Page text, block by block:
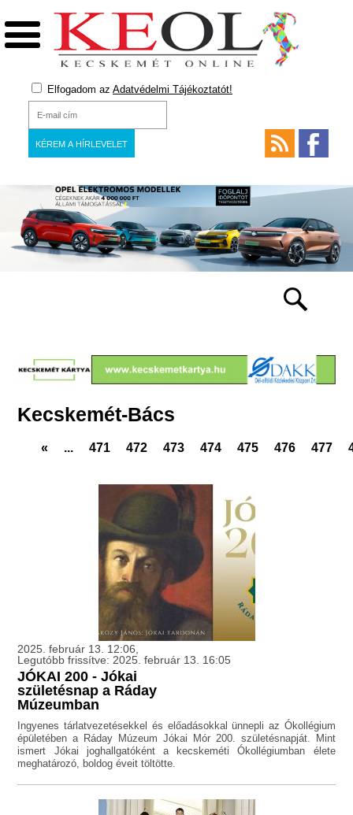
Elfogadom az Adatvédelmi Tájékoztatót!
Kecskemét-Bács
« ... 471 472 473 474 475 476 477
2025. február 13. 12:06,
Legutóbb frissítve: 2025. február 13. 16:05
JÓKAI 200 - Jókai
születésnap a Ráday
Múzeumban
Ingyenes tárlatvezetésekkel és előadásokkal ünnepli az Ókollégium
épületében a Ráday Múzeum Jókai Mór 200. születésnapját. Mint
ismert Jókai joghallgatóként a kecskeméti Ókollégiumban élete
meghatározó, boldog éveit töltötte.